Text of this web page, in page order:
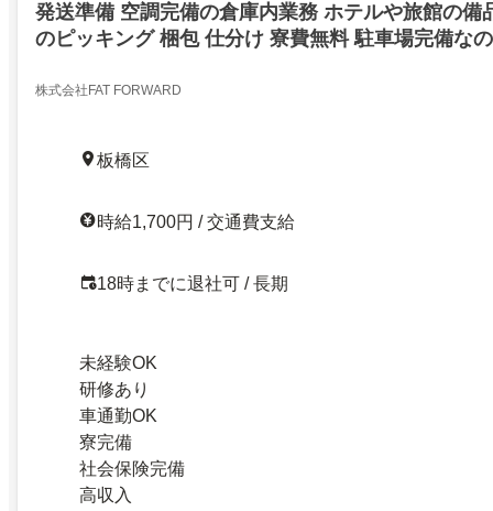
発送準備 空調完備の倉庫内業務 ホテルや旅館の備
のピッキング 梱包 仕分け 寮費無料 駐車場完備な
株式会社FAT FORWARD
板橋区
時給1,700円 / 交通費支給
18時までに退社可 / 長期
未経験OK
研修あり
車通勤OK
寮完備
社会保険完備
高収入